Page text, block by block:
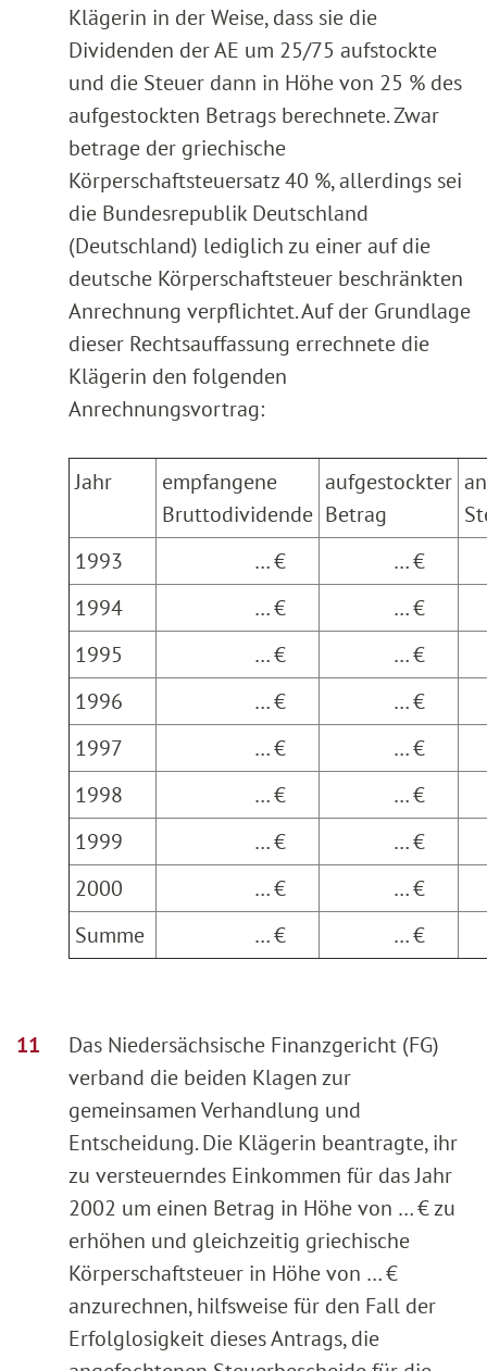
Klägerin in der Weise, dass sie die
Dividenden der AE um 25/75 aufstockte
und die Steuer dann in Höhe von 25 % des
aufgestockten Betrags berechnete. Zwar
betrage der griechische
Körperschaftsteuersatz 40 %, allerdings sei
die Bundesrepublik Deutschland
(Deutschland) lediglich zu einer auf die
deutsche Körperschaftsteuer beschränkten
Anrechnung verpflichtet. Auf der Grundlage
dieser Rechtsauffassung errechnete die
Klägerin den folgenden
Anrechnungsvortrag:
Jahr
empfangene
Bruttodividende
aufgestockter
Betrag
1993
… €
… €
1994
… €
… €
1995
… €
… €
1996
… €
… €
1997
… €
… €
1998
… €
… €
1999
… €
… €
2000
… €
… €
Summe
… € … €
Das Niedersächsische Finanzgericht (FG)
verband die beiden Klagen zur
gemeinsamen Verhandlung und
Entscheidung. Die Klägerin beantragte, ihr
zu versteuerndes Einkommen für das Jahr
2002 um einen Betrag in Höhe von … € zu
erhöhen und gleichzeitig griechische
Körperschaftsteuer in Höhe von … €
anzurechnen, hilfsweise für den Fall der
Erfolglosigkeit dieses Antrags, die